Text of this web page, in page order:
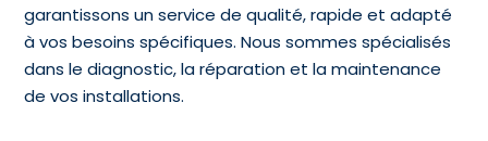
garantissons un service de qualité, rapide et adapté
à vos besoins spécifiques. Nous sommes spécialisés
dans le diagnostic, la réparation et la maintenance
de vos installations.